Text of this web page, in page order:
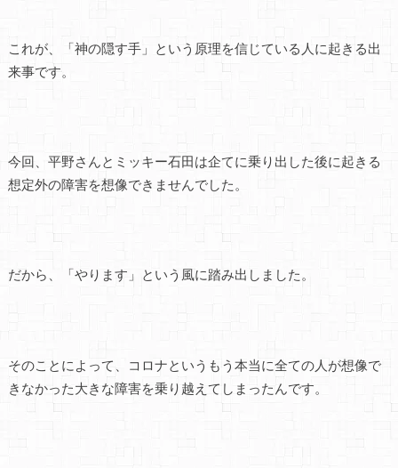
これが、「神の隠す手」という原理を信じている人に起きる出
来事です。
今回、平野さんとミッキー石田は企てに乗り出した後に起きる
想定外の障害を想像できませんでした。
だから、「やります」という風に踏み出しました。
そのことによって、コロナというもう本当に全ての人が想像で
きなかった大きな障害を乗り越えてしまったんです。